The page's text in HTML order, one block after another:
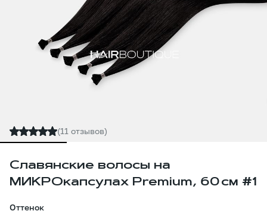
(11 отзывов)
Славянские волосы на
МИКРОкапсулах Premium, 60 см #1
Оттенок